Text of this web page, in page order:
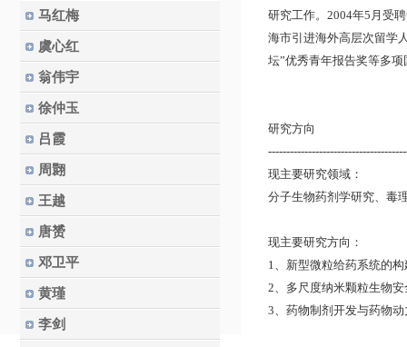
马红梅
虞心红
翁伟宇
徐仲玉
吕霞
周翾
王越
唐赟
邓卫平
黄瑾
李剑
研究工作。2004年5月受
海市引进海外高层次留学
坛”优秀青年报告奖等多
研究方向
现主要研究领域：
分子生物药剂学研究、毒
现主要研究方向：
1、新型微
2、多尺度纳米颗粒生物
3、药物制剂开发与药物